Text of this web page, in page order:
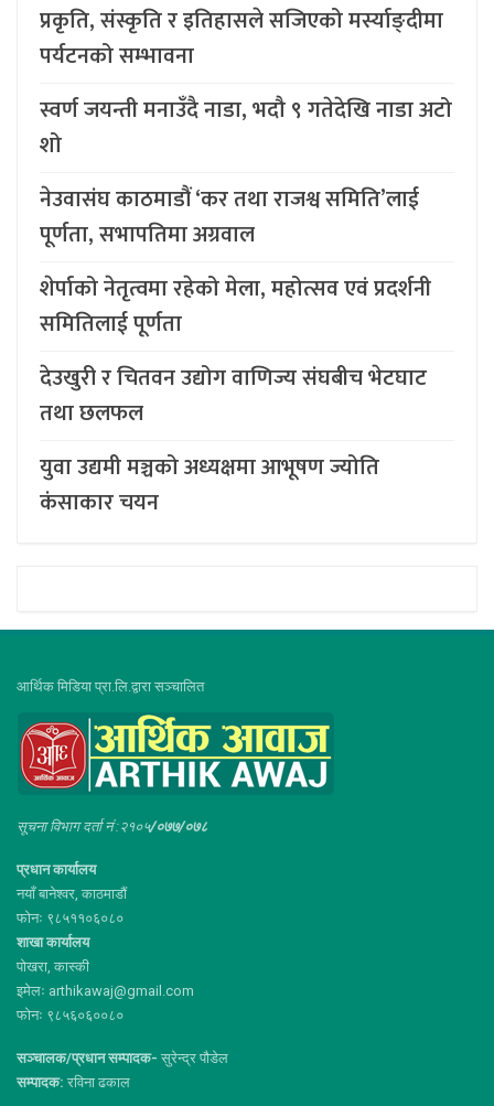
प्रकृति, संस्कृति र इतिहासले सजिएको मर्स्याङ्दीमा
पर्यटनको सम्भावना
स्वर्ण जयन्ती मनाउँदै नाडा, भदौ ९ गतेदेखि नाडा अटो
शो
नेउवासंघ काठमाडौं ‘कर तथा राजश्व समिति’लाई
पूर्णता, सभापतिमा अग्रवाल
शेर्पाको नेतृत्वमा रहेको मेला, महोत्सव एवं प्रदर्शनी
समितिलाई पूर्णता
देउखुरी र चितवन उद्योग वाणिज्य संघबीच भेटघाट
तथा छलफल
युवा उद्यमी मञ्चको अध्यक्षमा आभूषण ज्योति
कंसाकार चयन
आर्थिक मिडिया प्रा.लि.द्वारा सञ्चालित
सूचना विभाग दर्ता नं :२१०५/०७७/०७८
प्रधान कार्यालय
नयाँ बानेश्वर, काठमाडौं
फोनः ९८५११०६०८०
शाखा कार्यालय
पोखरा, कास्की
इमेलः arthikawaj@gmail.com
फोनः ९८५६०६००८०
सञ्चालक/प्रधान सम्पादक- सुरेन्द्र पौडेल
सम्पादक: रविना ढकाल